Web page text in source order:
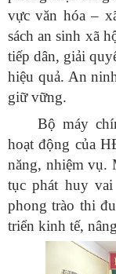
vực văn hóa –
sách an sinh xã
tiếp dân, giải
hiệu quả. An
giữ vững.
Bộ máy
hoạt động của
năng, nhiệm vụ.
tục phát huy
phong trào thi
triển kinh tế,